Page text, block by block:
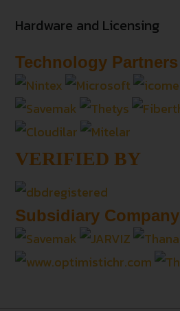
Hardware and Licensing
Technology Partners
VERIFIED BY
Subsidiary Company